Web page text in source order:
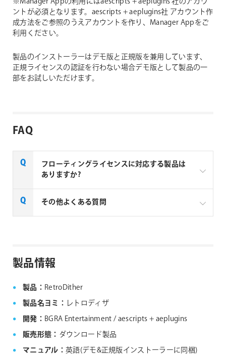
ントが必須となります。aescripts + aeplugins社 アカウント作
成方法をご参照のうえアカウントを作り、Manager Appをご
利用ください。
製品のインストーラーはデモ版と正規版を兼用しています、
正規ライセンスの認証を行わない場合デモ版として製品の一
部をお試しいただけます。
FAQ
フローティングライセンスに対応する製品は
ありますか?
一部製品でフローティングライセンスの取扱いがあり
aescripts + aeplugins社 フローティングライセン
その他よくある質問
製品情報
製品： RetroDither
製品名ヨミ： レトロディザ
開発： BGRA Entertainment / aescripts + aeplugins
販売形態： ダウンロード製品
マニュアル： 英語(デモ&正規版インストーラーに同梱)